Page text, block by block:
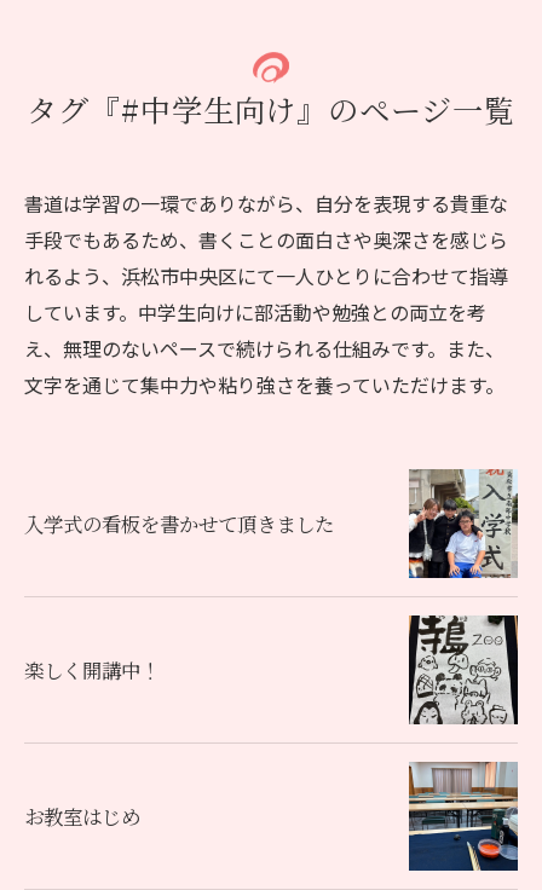
タグ『#中学生向け』のページ一覧
書道は学習の一環でありながら、自分を表現する貴重な
手段でもあるため、書くことの面白さや奥深さを感じら
れるよう、浜松市中央区にて一人ひとりに合わせて指導
しています。中学生向けに部活動や勉強との両立を考
え、無理のないペースで続けられる仕組みです。また、
文字を通じて集中力や粘り強さを養っていただけます。
入学式の看板を書かせて頂きました
楽しく開講中！
お教室はじめ